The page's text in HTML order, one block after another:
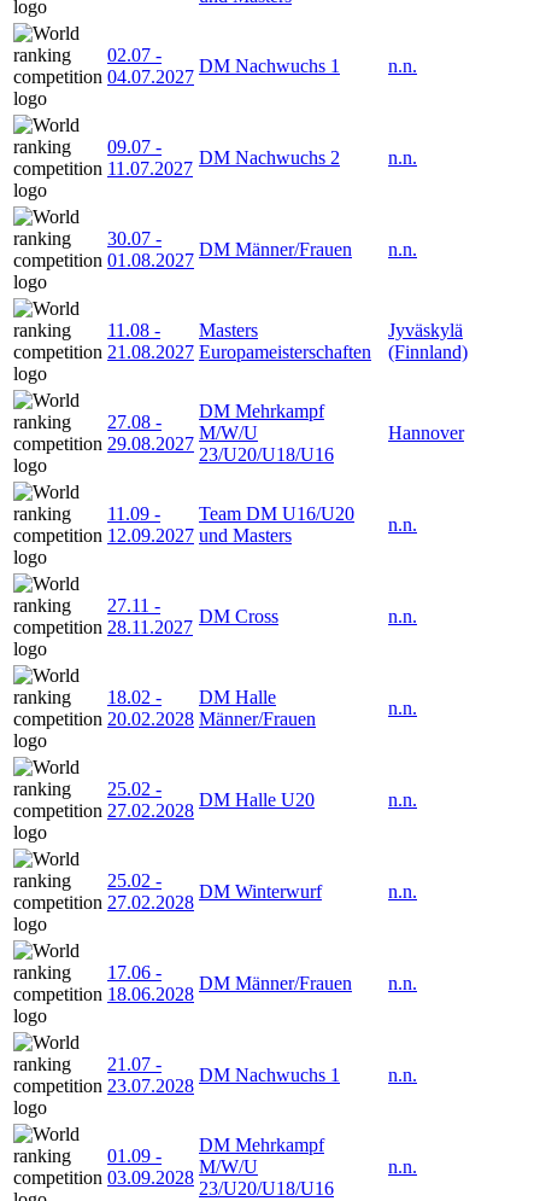
02.07 -
04.07.2027
DM Nachwuchs 1 n.n.
09.07 -
11.07.2027
DM Nachwuchs 2 n.n.
30.07 -
01.08.2027
DM Männer/Frauen n.n.
11.08 -
21.08.2027
Masters
Europameisterschaften
Jyväskylä
(Finnland)
27.08 -
29.08.2027
DM Mehrkampf
M/W/U
23/U20/U18/U16
Hannover
11.09 -
12.09.2027
Team DM U16/U20
und Masters
n.n.
27.11 -
28.11.2027
DM Cross n.n.
18.02 -
20.02.2028
DM Halle
Männer/Frauen
n.n.
25.02 -
27.02.2028
DM Halle U20 n.n.
25.02 -
27.02.2028
DM Winterwurf n.n.
17.06 -
18.06.2028
DM Männer/Frauen n.n.
21.07 -
23.07.2028
DM Nachwuchs 1 n.n.
01.09 -
03.09.2028
DM Mehrkampf
M/W/U
23/U20/U18/U16
n.n.